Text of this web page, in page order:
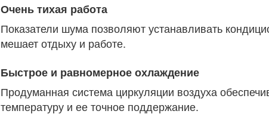
Очень тихая работа
Показатели шума позволяют устанавливать
мешает отдыху и работе.
Быстрое и равномерное охлаждение
Продуманная система циркуляции воздуха
температуру и ее точное поддержание.